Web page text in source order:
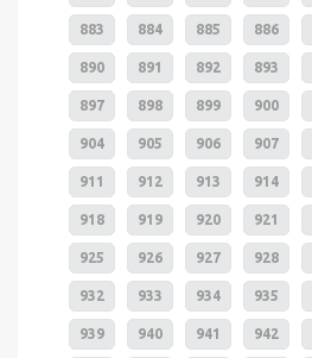
883 884 885 886
890 891 892 893
897 898 899 900
904 905 906 907
911 912 913 914
918 919 920 921
925 926 927 928
932 933 934 935
939 940 941 942